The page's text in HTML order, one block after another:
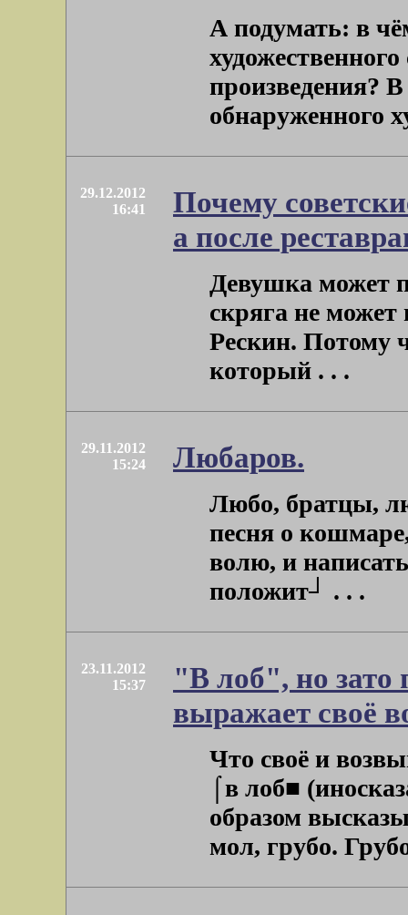
А подумать: в
произведения?
обнаруженного
29.12.2012
16:41
Почему
а после
Девушка может
скряга не
Рескин. Потому
который . . .
29.11.2012
15:24
Любаров.
Любо, братцы,
песня о
волю, и
положит┘ . . .
23.11.2012
15:37
"В лоб", но зато
выражает своё
Что своё и
⌠в лоб■
образом
мол, грубо.